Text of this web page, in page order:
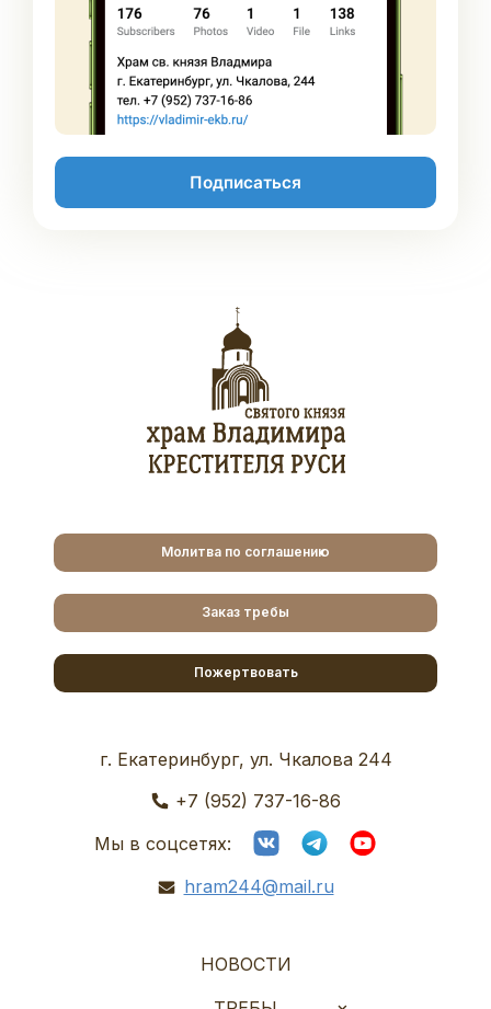
Подписаться
Молитва по соглашению
Заказ требы
Пожертвовать
г. Екатеринбург, ул. Чкалова 244
+7 (952) 737-16-86
Мы в соцсетях:
hram244@mail.ru
НОВОСТИ